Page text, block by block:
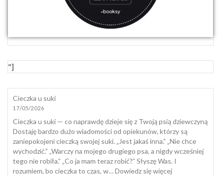
"]
Cieczka u suki
17/05/2026
Cieczka u suki — co naprawdę dzieje się z Twoją psią dziewczyną
Dostaję bardzo dużo wiadomości od opiekunów, którzy są
zaniepokojeni cieczką swojej suki. „Jest jakaś inna.” „Nie chce
wychodzić.” „Warczy na mojego drugiego psa, a nigdy wcześniej
tego nie robiła.” „Co ja mam teraz robić?” Słyszę Was. I
rozumiem, bo cieczka to czas, w…Dowiedz się więcej: